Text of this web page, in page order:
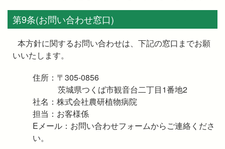
第9条(お問い合わせ窓口)
本方針に関するお問い合わせは、下記の窓口までお願
いいたします。
住所：〒305-0856
茨城県つくば市観音台二丁目1番地2
社名：株式会社農研植物病院
担当：お客様係
Eメール：お問い合わせフォームからご連絡くださ
い。